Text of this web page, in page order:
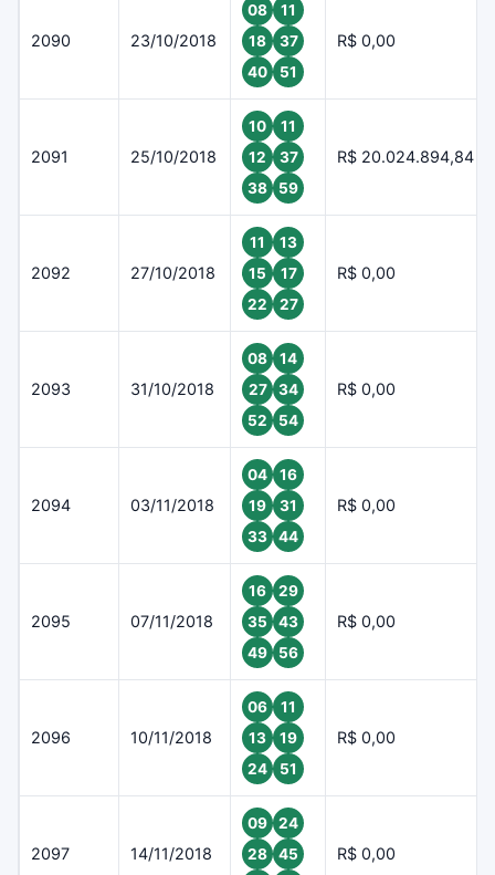
2090 23/10/2018
08
11
18
37
40
51
R$ 0,00
2091 25/10/2018
10
11
12
37
38
59
R$ 20.024.894,84
2092 27/10/2018
11
13
15
17
22
27
R$ 0,00
2093 31/10/2018
08
14
27
34
52
54
R$ 0,00
2094 03/11/2018
04
16
19
31
33
44
R$ 0,00
2095 07/11/2018
16
29
35
43
49
56
R$ 0,00
2096 10/11/2018
06
11
13
19
24
51
R$ 0,00
2097 14/11/2018
09
24
28
45
R$ 0,00